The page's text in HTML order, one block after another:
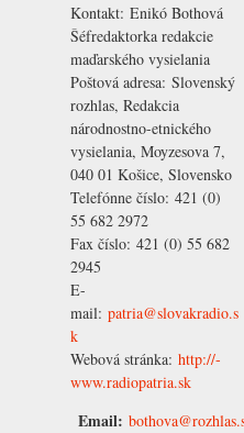
Kontakt: Enikó Bothová
Šéfredaktorka redakcie
maďarského vysielania
Poštová adresa: Slovenský
rozhlas, Redakcia
národnostno-etnického
vysielania, Moyzesova 7,
040 01 Košice, Slovensko
Telefónne číslo: 421 (0)
55 682 2972
Fax číslo: 421 (0) 55 682
2945
E-
mail: patria@slovakradio.s
k
Webová stránka: http:/­/­
www.radiopatria.sk
Email: